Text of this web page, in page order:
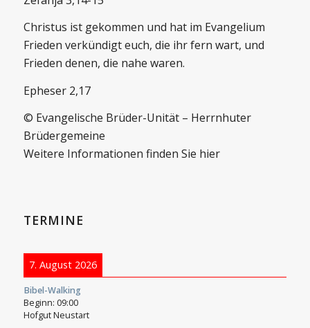
Christus ist gekommen und hat im Evangelium
Frieden verkündigt euch, die ihr fern wart, und
Frieden denen, die nahe waren.
Epheser 2,17
© Evangelische Brüder-Unität – Herrnhuter
Brüdergemeine
Weitere Informationen finden Sie hier
TERMINE
7. August 2026
Bibel-Walking
Beginn: 09:00
Hofgut Neustart